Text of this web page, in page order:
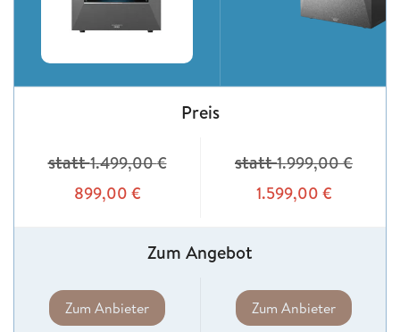
Preis
statt1.499,00€
899,00 €
statt1.999,00€
1.599,00 €
Zum Angebot
Zum Anbieter Zum Anbieter